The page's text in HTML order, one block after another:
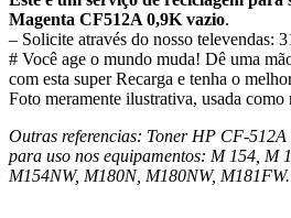
Magenta CF512A 0,9K vazio.
– Solicite através do nosso televendas:
# Você age o mundo muda! Dê uma
com esta super Recarga e tenha o
Foto meramente ilustrativa, usada como
Outras referencias: Toner HP CF-
para uso nos equipamentos: M 154, M
M154NW, M180N, M180NW, M181FW.